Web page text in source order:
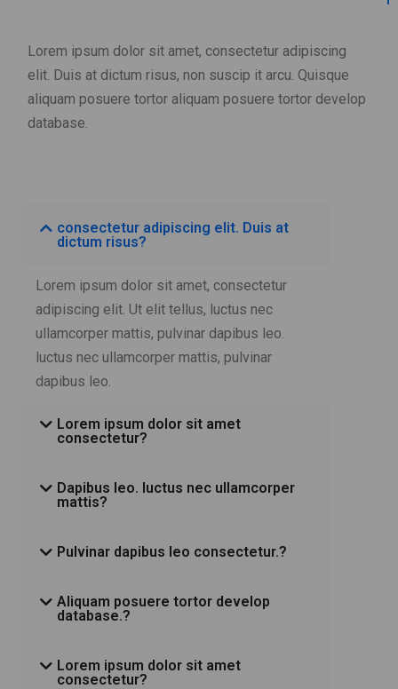
Lorem ipsum dolor sit amet, consectetur adipiscing
elit. Duis at dictum risus, non suscip it arcu. Quisque
aliquam posuere tortor aliquam posuere tortor develop
database.
consectetur adipiscing elit. Duis at
dictum risus?
Lorem ipsum dolor sit amet, consectetur
adipiscing elit. Ut elit tellus, luctus nec
ullamcorper mattis, pulvinar dapibus leo.
luctus nec ullamcorper mattis, pulvinar
dapibus leo.
Lorem ipsum dolor sit amet
consectetur?
Dapibus leo. luctus nec ullamcorper
mattis?
Pulvinar dapibus leo consectetur.?
Aliquam posuere tortor develop
database.?
Lorem ipsum dolor sit amet
consectetur?